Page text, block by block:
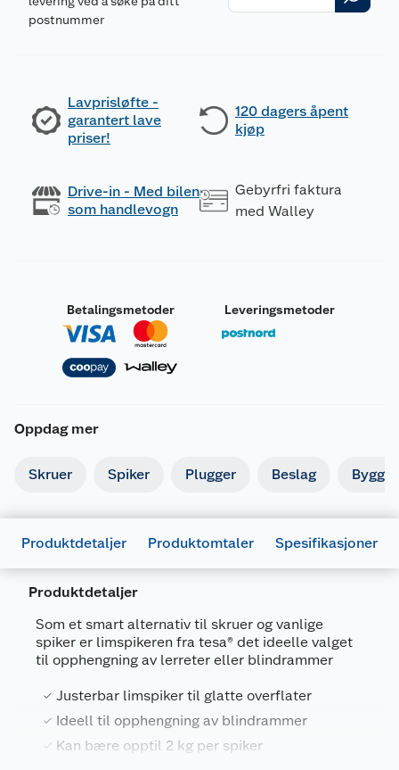
postnummer
Lavprisløfte -
garantert lave
priser!
120 dagers åpent
kjøp
Drive-in - Med bilen
som handlevogn
Gebyrfri faktura
med Walley
Betalingsmetoder Leveringsmetoder
Oppdag mer
Skruer Spiker Plugger Beslag
Produktdetaljer Produktomtaler Spesifikasjoner
Produktdetaljer
Som et smart alternativ til skruer og vanlige
spiker er limspikeren fra tesa® det ideelle valget
til opphengning av lerreter eller blindrammer
Justerbar limspiker til glatte overflater
Ideell til opphengning av blindrammer
Kan bære opptil 2 kg per spiker
Generelt
Artikkelnummer
4042448537041
Leverandørens artikkelnummer
5915012